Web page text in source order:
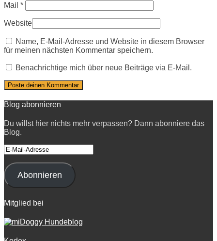
Mail *
Website
Name, E-Mail-Adresse und Website in diesem Browser
für meinen nächsten Kommentar speichern.
Benachrichtige mich über neue Beiträge via E-Mail.
Blog abonnieren
Du willst hier nichts mehr verpassen? Dann abonniere das
Blog.
E-
Mail-
Adresse
Abonnieren
Mitglied bei